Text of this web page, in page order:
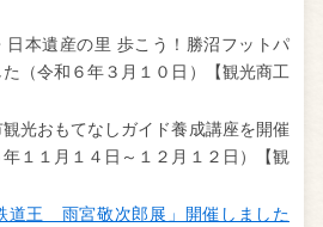
日本遺産の里 歩こう！勝沼フットパ
（令和６年３月１０日）【観光商工
光おもてなしガイド養成講座を開催
１１月１４日～１２月１２日）【観
道王 雨宮敬次郎展」開催しました